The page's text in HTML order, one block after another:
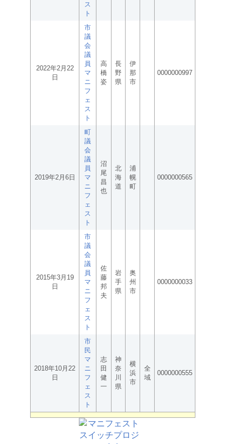
ス
ト
2022年2月22
日
市
議
会
議
員
マ
ニ
フ
ェ
ス
ト
高
橋
姿
長
野
県
伊
那
市
0000000997
2019年2月6日
町
議
会
議
員
マ
ニ
フ
ェ
ス
ト
沼
尾
昌
也
北
海
道
浦
幌
町
0000000565
2015年3月19
日
市
議
会
議
員
マ
ニ
フ
ェ
ス
ト
佐
藤
邦
夫
岩
手
県
奥
州
市
0000000033
2018年10月22
日
市
民
マ
ニ
フ
ェ
ス
ト
志
田
健
一
神
奈
川
県
横
浜
市
全
域
0000000555